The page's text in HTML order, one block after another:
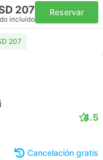
207
incluido
Reservar
207
4.5
Cancelación gratis